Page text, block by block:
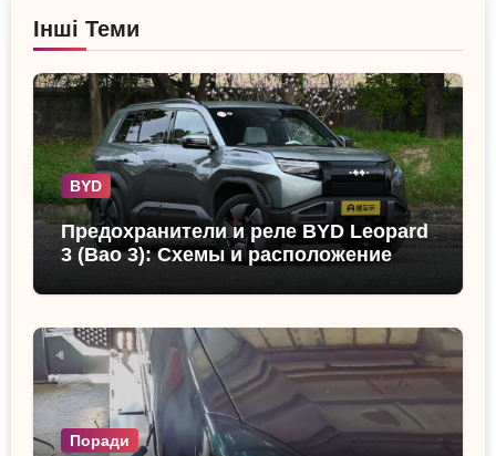
Інші Теми
BYD
Предохранители и реле BYD Leopard
3 (Bao 3): Схемы и расположение
Поради